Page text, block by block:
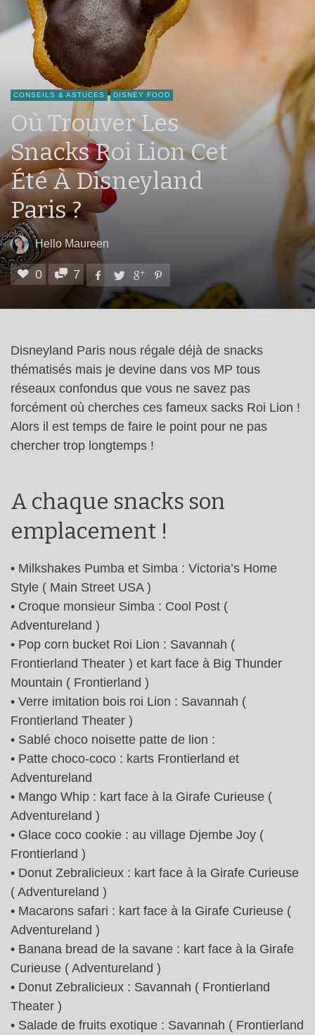
CONSEILS & ASTUCES DISNEY FOOD
Où Trouver Les
Snacks Roi Lion Cet
Été À Disneyland
Paris ?
Hello Maureen
0 7
Disneyland Paris nous régale déjà de snacks
thématisés mais je devine dans vos MP tous
réseaux confondus que vous ne savez pas
forcément où cherches ces fameux sacks Roi Lion !
Alors il est temps de faire le point pour ne pas
chercher trop longtemps !
A chaque snacks son
emplacement !
• Milkshakes Pumba et Simba : Victoria’s Home
Style ( Main Street USA )
• Croque monsieur Simba : Cool Post (
Adventureland )
• Pop corn bucket Roi Lion : Savannah (
Frontierland Theater ) et kart face à Big Thunder
Mountain ( Frontierland )
• Verre imitation bois roi Lion : Savannah (
Frontierland Theater )
• Sablé choco noisette patte de lion :
• Patte choco-coco : karts Frontierland et
Adventureland
• Mango Whip : kart face à la Girafe Curieuse (
Adventureland )
• Glace coco cookie : au village Djembe Joy (
Frontierland )
• Donut Zebralicieux : kart face à la Girafe Curieuse
( Adventureland )
• Macarons safari : kart face à la Girafe Curieuse (
Adventureland )
• Banana bread de la savane : kart face à la Girafe
Curieuse ( Adventureland )
• Donut Zebralicieux : Savannah ( Frontierland
Theater )
• Salade de fruits exotique : Savannah ( Frontierland